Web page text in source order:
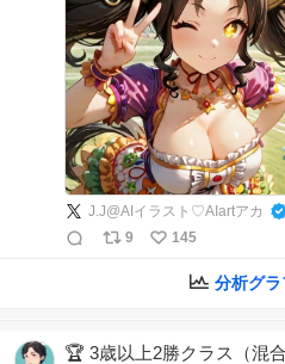
J.J@AIイラスト♡AIartアカ
9
145
分析グ
🏆 3歳以上2勝クラス（混